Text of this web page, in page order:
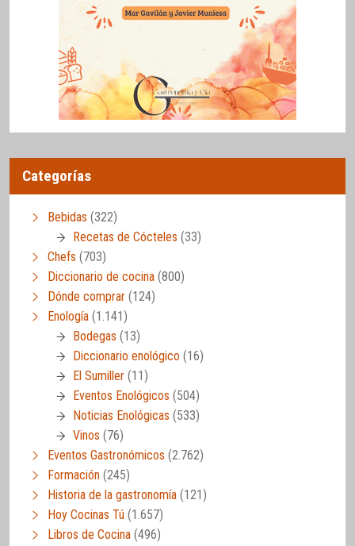
Categorías
Bebidas (322)
Recetas de Cócteles (33)
Chefs (703)
Diccionario de cocina (800)
Dónde comprar (124)
Enología (1.141)
Bodegas (13)
Diccionario enológico (16)
El Sumiller (11)
Eventos Enológicos (504)
Noticias Enológicas (533)
Vinos (76)
Eventos Gastronómicos (2.762)
Formación (245)
Historia de la gastronomía (121)
Hoy Cocinas Tú (1.657)
Libros de Cocina (496)